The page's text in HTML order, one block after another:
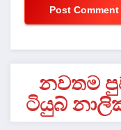
නවතම
ටියුබ්